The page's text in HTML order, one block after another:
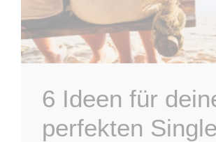
6 Ideen für
perfekten